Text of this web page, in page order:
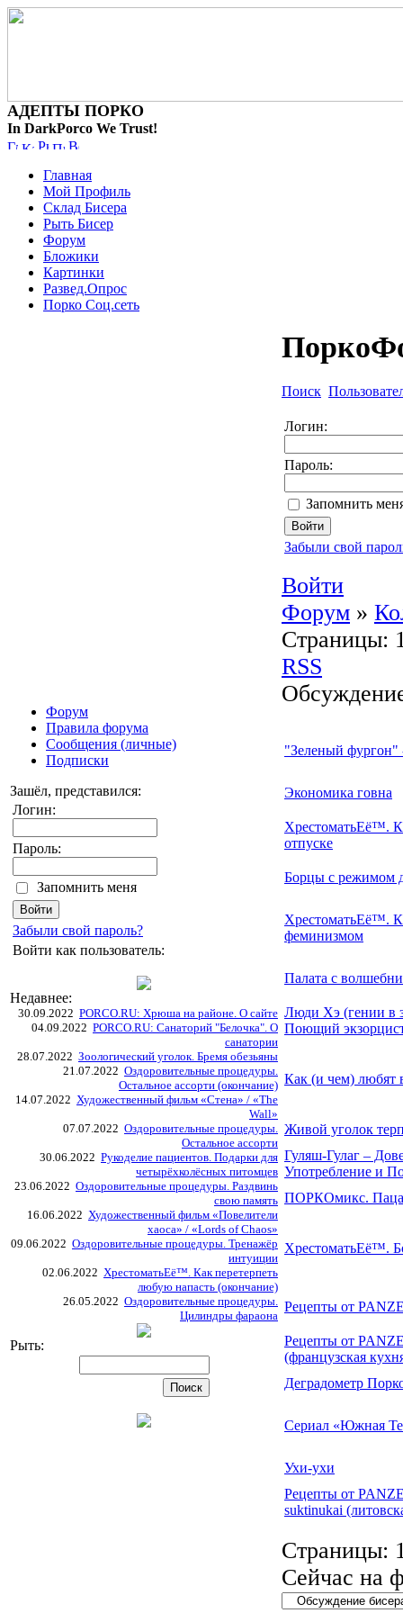
АДЕПТЫ ПОРКО
In DarkPorco We Trust!
Главная
Мой Профиль
Склад Бисера
Рыть Бисер
Форум
Бложики
Картинки
Развед.Опрос
Порко Соц.сеть
Форум
Правила форума
Сообщения (личные)
Подписки
Зашёл, представился:
Логин:
Пароль:
Запомнить меня
Забыли свой пароль?
Войти как пользователь:
Недавнее:
30.09.2022 PORCO.RU: Хрюша на районе. О сайте
04.09.2022 PORCO.RU: Санаторий "Белочка". О
санатории
28.07.2022 Зоологический уголок. Бремя обезьяны
21.07.2022 Оздоровительные процедуры.
Остальное ассорти (окончание)
14.07.2022 Художественный фильм «Стена» / «The
Wall»
07.07.2022 Оздоровительные процедуры.
Остальное ассорти
30.06.2022 Рукоделие пациентов. Подарки для
четырёхколёсных питомцев
23.06.2022 Оздоровительные процедуры. Раздвинь
свою память
16.06.2022 Художественный фильм «Повелители
хаоса» / «Lords of Chaos»
09.06.2022 Оздоровительные процедуры. Тренажёр
интуиции
02.06.2022 ХрестоматьЕё™. Как перетерпеть
любую напасть (окончание)
26.05.2022 Оздоровительные процедуры.
Цилиндры фараона
Рыть:
Поиск
Логин:
Пароль:
Запомнить
Забыли свой
Войти
Форум »
Страницы:
RSS
"Зеленый фургон"
Экономика говна
ХрестоматьЕё™.
отпуске
Борцы с режимом
ХрестоматьЕё™.
феминизмом
Палата с
Люди Хэ (гении в
Поющий
Как (и чем) любят
Живой уголок
Гуляш-Гулаг –
Употребление и
ПОРКОмикс.
ХрестоматьЕё™.
Рецепты от
Рецепты от
(французская
Деградометр
Сериал «Южная
Ухи-ухи
Рецепты от
suktinukai
Страницы:
Сейчас на